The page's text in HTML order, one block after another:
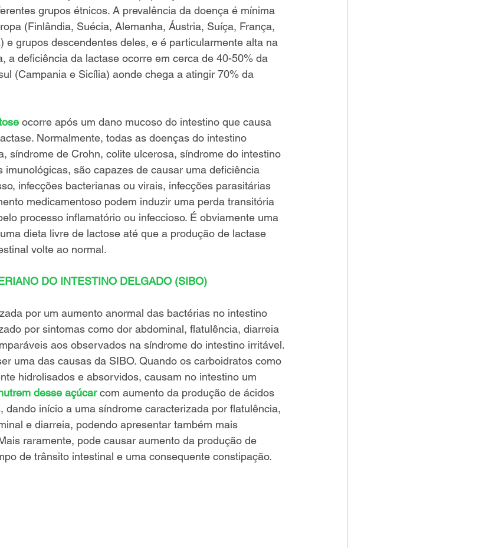
grupos étnicos. A prevalência da doença é mínima
(Finlândia, Suécia, Alemanha, Áustria, Suíça, França,
e grupos descendentes deles, e é particularmente alta na
a deficiência da lactase ocorre em cerca de 40-50% da
(Campania e Sicília) aonde chega a atingir 70% da
ocorre após um dano mucoso do intestino que causa
Normalmente, todas as doenças do intestino
síndrome de Crohn, colite ulcerosa, síndrome do intestino
imunológicas, são capazes de causar uma deficiência
infecções bacterianas ou virais, infecções parasitárias
medicamentoso podem induzir uma perda transitória
processo inflamatório ou infeccioso. É obviamente uma
dieta livre de lactose até que a produção de lactase
volte ao normal.
DO INTESTINO DELGADO (SIBO)
por um aumento anormal das bactérias no intestino
por sintomas como dor abdominal, flatulência, diarreia
aos observados na síndrome do intestino irritável.
uma das causas da SIBO. Quando os carboidratos como
hidrolisados e absorvidos, causam no intestino um
desse açúcar com aumento da produção de ácidos
dando início a uma síndrome caracterizada por flatulência,
e diarreia, podendo apresentar também mais
raramente, pode causar aumento da produção de
de trânsito intestinal e uma consequente constipação.